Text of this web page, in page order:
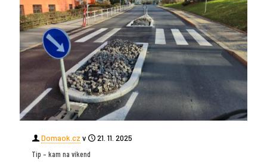
Domaok.cz v
21. 11. 2025
Tip – kam na víkend